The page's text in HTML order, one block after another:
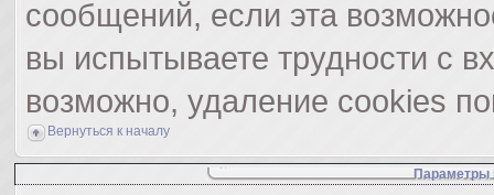
сообщений, если эта
вы испытываете трудности с
возможно, удаление cookies
Вернуться к началу
Параметры